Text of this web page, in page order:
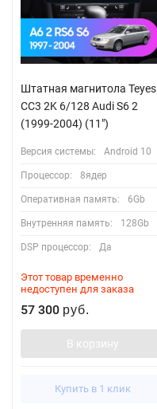
Штатная магнитола Teyes
CC3 2K 6/128 Audi S6 2
(1999-2004) (11")
Версия системы: Android 10
Процессор: 8ядер
Оперативная память: 6Gb
Внутренняя память: 128Gb
DSP процессор: Да
Этот товар временно
недоступен для заказа
57 300 руб.
В корзину
Купить в 1 клик